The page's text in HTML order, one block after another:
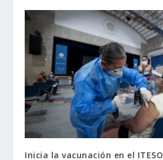
Inicia la vacunación en el ITESO